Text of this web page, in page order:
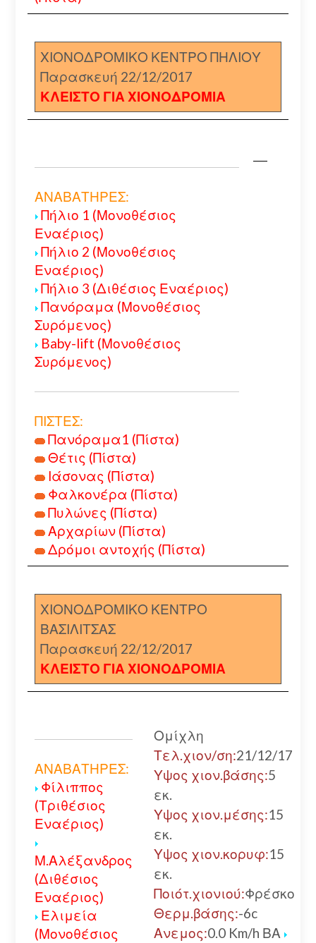
ΧΙΟΝΟΔΡΟΜΙΚΟ ΚΕΝΤΡΟ ΠΗΛΙΟΥ
Παρασκευή 22/12/2017
ΚΛΕΙΣΤΟ ΓΙΑ ΧΙΟΝΟΔΡΟΜΙΑ
ΑΝΑΒΑΤΗΡΕΣ:
Πήλιο 1 (Μονοθέσιος
Εναέριος)
Πήλιο 2 (Μονοθέσιος
Εναέριος)
Πήλιο 3 (Διθέσιος Εναέριος)
Πανόραμα (Μονοθέσιος
Συρόμενος)
Baby-lift (Μονοθέσιος
Συρόμενος)
ΠΙΣΤΕΣ:
Πανόραμα1 (Πίστα)
Θέτις (Πίστα)
Ιάσονας (Πίστα)
Φαλκονέρα (Πίστα)
Πυλώνες (Πίστα)
Αρχαρίων (Πίστα)
Δρόμοι αντοχής (Πίστα)
ΧΙΟΝΟΔΡΟΜΙΚΟ ΚΕΝΤΡΟ
ΒΑΣΙΛΙΤΣΑΣ
Παρασκευή 22/12/2017
ΚΛΕΙΣΤΟ ΓΙΑ ΧΙΟΝΟΔΡΟΜΙΑ
ΑΝΑΒΑΤΗΡΕΣ:
Φίλιππος
(Τριθέσιος
Εναέριος)
Μ.Αλέξανδρος
(Διθέσιος
Εναέριος)
Ελιμεία
(Μονοθέσιος
Ομίχλη
Τελ.χιον/ση:21/12/17
Υψος χιον.βάσης:5
εκ.
Υψος χιον.μέσης:15
εκ.
Υψος χιον.κορυφ:15
εκ.
Ποιότ.χιονιού:Φρέσκο
Θερμ.βάσης:-6c
Ανεμος:0.0 Km/h ΒΑ